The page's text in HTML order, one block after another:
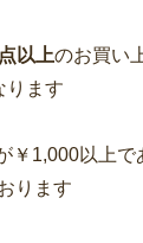
以上のお買い
ります
￥1,000以上で
ります